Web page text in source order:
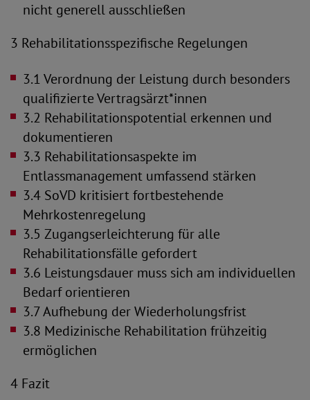
nicht generell ausschließen
3 Rehabilitationsspezifische Regelungen
3.1 Verordnung der Leistung durch besonders
qualifizierteVertragsärzt*innen
3.2 Rehabilitationspotential erkennen und
dokumentieren
3.3 Rehabilitationsaspekte im
Entlassmanagement umfassend stärken
3.4 SoVD kritisiert fortbestehende
Mehrkostenregelung
3.5 Zugangserleichterung für alle
Rehabilitationsfälle gefordert
3.6 Leistungsdauer muss sich am individuellen
Bedarf orientieren
3.7 Aufhebung der Wiederholungsfrist
3.8 Medizinische Rehabilitation frühzeitig
ermöglichen
4 Fazit